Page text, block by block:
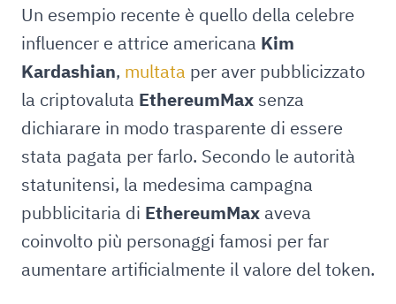
Un esempio recente è quello della celebre
influencer e attrice americana Kim
Kardashian, multata per aver pubblicizzato
la criptovaluta EthereumMax senza
dichiarare in modo trasparente di essere
stata pagata per farlo. Secondo le autorità
statunitensi, la medesima campagna
pubblicitaria di EthereumMax aveva
coinvolto più personaggi famosi per far
aumentare artificialmente il valore del token.